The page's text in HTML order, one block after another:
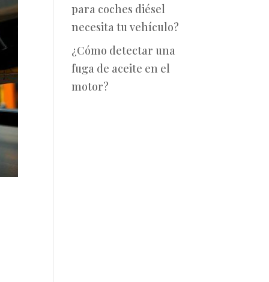
para coches diésel
necesita tu vehículo?
¿Cómo detectar una
fuga de aceite en el
motor?